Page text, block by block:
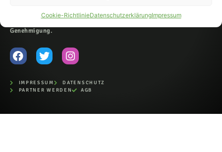
Cookie-RichtlinieDatenschutzerklärungImpressum
Weiterverarbeitung, auch
Genehmigung.
IMPRESSUM
DATENSCHUTZ
PARTNER WERDEN
AGB